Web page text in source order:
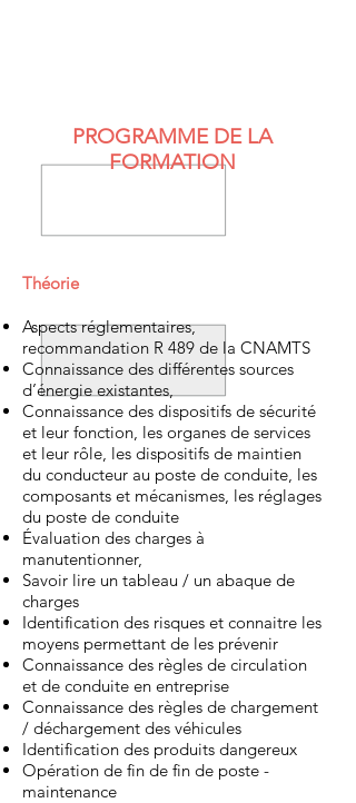
PROGRAMME DE LA
FORMATION
Théorie
Aspects réglementaires,
recommandation R 489 de la CNAMTS
Connaissance des différentes sources
d’énergie existantes,
Connaissance des dispositifs de sécurité
et leur fonction, les organes de services
et leur rôle, les dispositifs de maintien
du conducteur au poste de conduite, les
composants et mécanismes, les réglages
du poste de conduite
Évaluation des charges à
manutentionner,
Savoir lire un tableau / un abaque de
charges
Identification des risques et connaitre les
moyens permettant de les prévenir
Connaissance des règles de circulation
et de conduite en entreprise
Connaissance des règles de chargement
/ déchargement des véhicules
Identification des produits dangereux
Opération de fin de fin de poste -
maintenance